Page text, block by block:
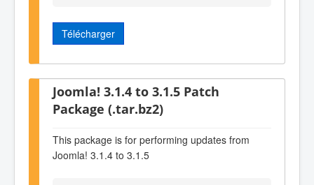
Télécharger
Joomla! 3.1.4 to 3.1.5 Patch
Package (.tar.bz2)
This package is for performing updates from
Joomla! 3.1.4 to 3.1.5